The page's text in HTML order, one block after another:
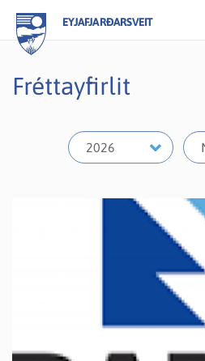
EYJAFJARÐARSVEIT
Fréttayfirlit